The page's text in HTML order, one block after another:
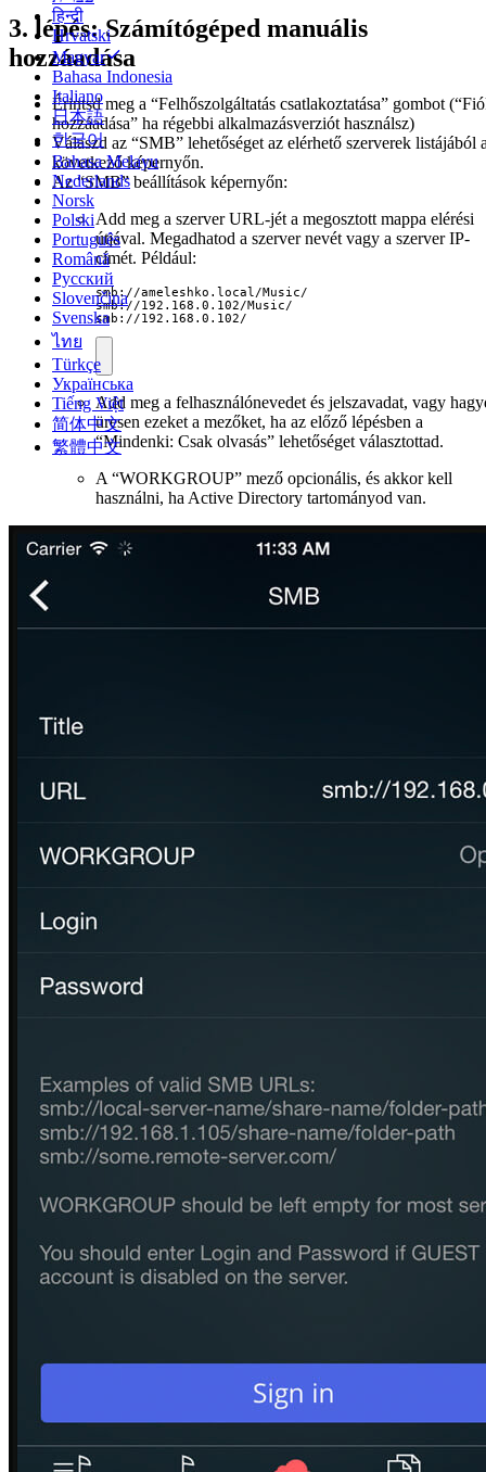
हिन्दी
Hrvatski
Magyar
Bahasa Indonesia
Italiano
日本語
한국어
Bahasa Melayu
Nederlands
Norsk
Polski
Português
Română
Русский
Slovenčina
Svenska
ไทย
Türkçe
Українська
Tiếng Việt
简体中文
繁體中文
3. lépés: Számítógéped manuális
hozzáadása
Érintsd meg a “Felhőszolgáltatás csatlakoztatása” gombot
hozzáadása” ha régebbi alkalmazásverziót használsz)
Válaszd az “SMB” lehetőséget az elérhető szerverek listájából
következő képernyőn.
Az “SMB” beállítások képernyőn:
Add meg a szerver URL-jét a megosztott mappa elérési
útjával. Megadhatod a szerver nevét vagy a szerver IP-
címét. Például:
smb://ameleshko.local/Music/
smb://192.168.0.102/Music/
smb://192.168.0.102/
Add meg a felhasználónevedet és jelszavadat, vagy
üresen ezeket a mezőket, ha az előző lépésben a
“Mindenki: Csak olvasás” lehetőséget választottad.
A “WORKGROUP” mező opcionális, és akkor kell
használni, ha Active Directory tartományod van.